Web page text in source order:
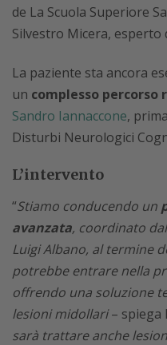
de La Scuola Superiore
Silvestro Micera,
La paziente sta ancora
un complesso
Sandro Iannaccone,
Disturbi Neurologici
L’intervento
“Stiamo conducendo un
avanzata, coordinato
Luigi Albano, al termine
potrebbe entrare nella
offrendo una soluzione
lesioni midollari– spiega
sarà trattare anche